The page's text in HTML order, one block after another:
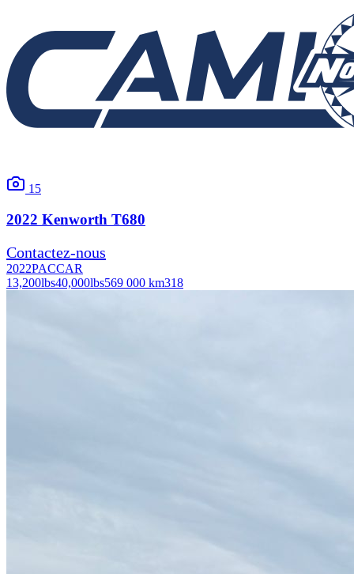
15
2022 Kenworth T680
Contactez-nous
2022PACCAR
13,200lbs40,000lbs569 000 km318